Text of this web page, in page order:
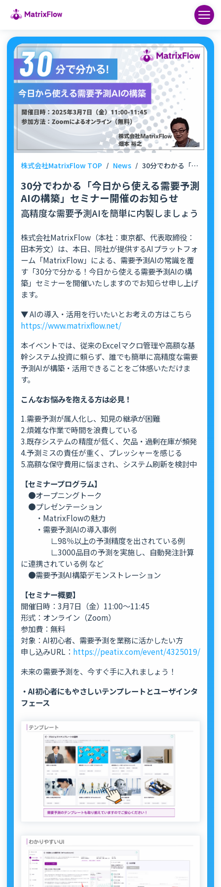
株式会社MatrixFlow TOP / News / 30分でわかる「今日から使える需要予測AIの構築」セミナー開催のお知らせ
30分でわかる「今日から使える需要予測
AIの構築」セミナー開催のお知らせ
高精度な需要予測AIを簡単に内製しましょう
株式会社MatrixFlow（本社：東京都、代表取締役：
田本芳文）は、本日、同社が提供するAIプラットフォ
ーム「MatrixFlow」による、需要予測AIの常識を覆
す「30分で分かる！今日から使える需要予測AIの構
築」セミナーを開催いたしますのでお知らせ申し上げ
ます。
▼ AIの導入・活用を行いたいとお考えの方はこちら
https://www.matrixflow.net/
本イベントでは、従来のExcelマクロ管理や高額な基
幹システム投資に頼らず、誰でも簡単に高精度な需要
予測AIが構築・活用できることをご体感いただけま
す。
こんなお悩みを抱える方は必見！
1.需要予測が属人化し、知見の継承が困難
2.煩雑な作業で時間を浪費している
3.既存システムの精度が低く、欠品・過剰在庫が頻発
4.予測ミスの責任が重く、プレッシャーを感じる
5.高額な保守費用に悩まされ、システム刷新を検討中
【セミナープログラム】
●オープニングトーク
●プレゼンテーション
・MatrixFlowの魅力
・需要予測AIの導入事例
∟98％以上の予測精度を出されている例
∟3000品目の予測を実施し、自動発注計算
に連携されている例 など
●需要予測AI構築デモンストレーション
【セミナー概要】
開催日時：3月7日（金）11:00～11:45
形式：オンライン（Zoom）
参加費：無料
対象：AI初心者、需要予測を業務に活かしたい方
申し込みURL： https://peatix.com/event/4325019/
未来の需要予測を、今すぐ手に入れましょう！
・AI初心者にもやさしいテンプレートとユーザインタ
フェース